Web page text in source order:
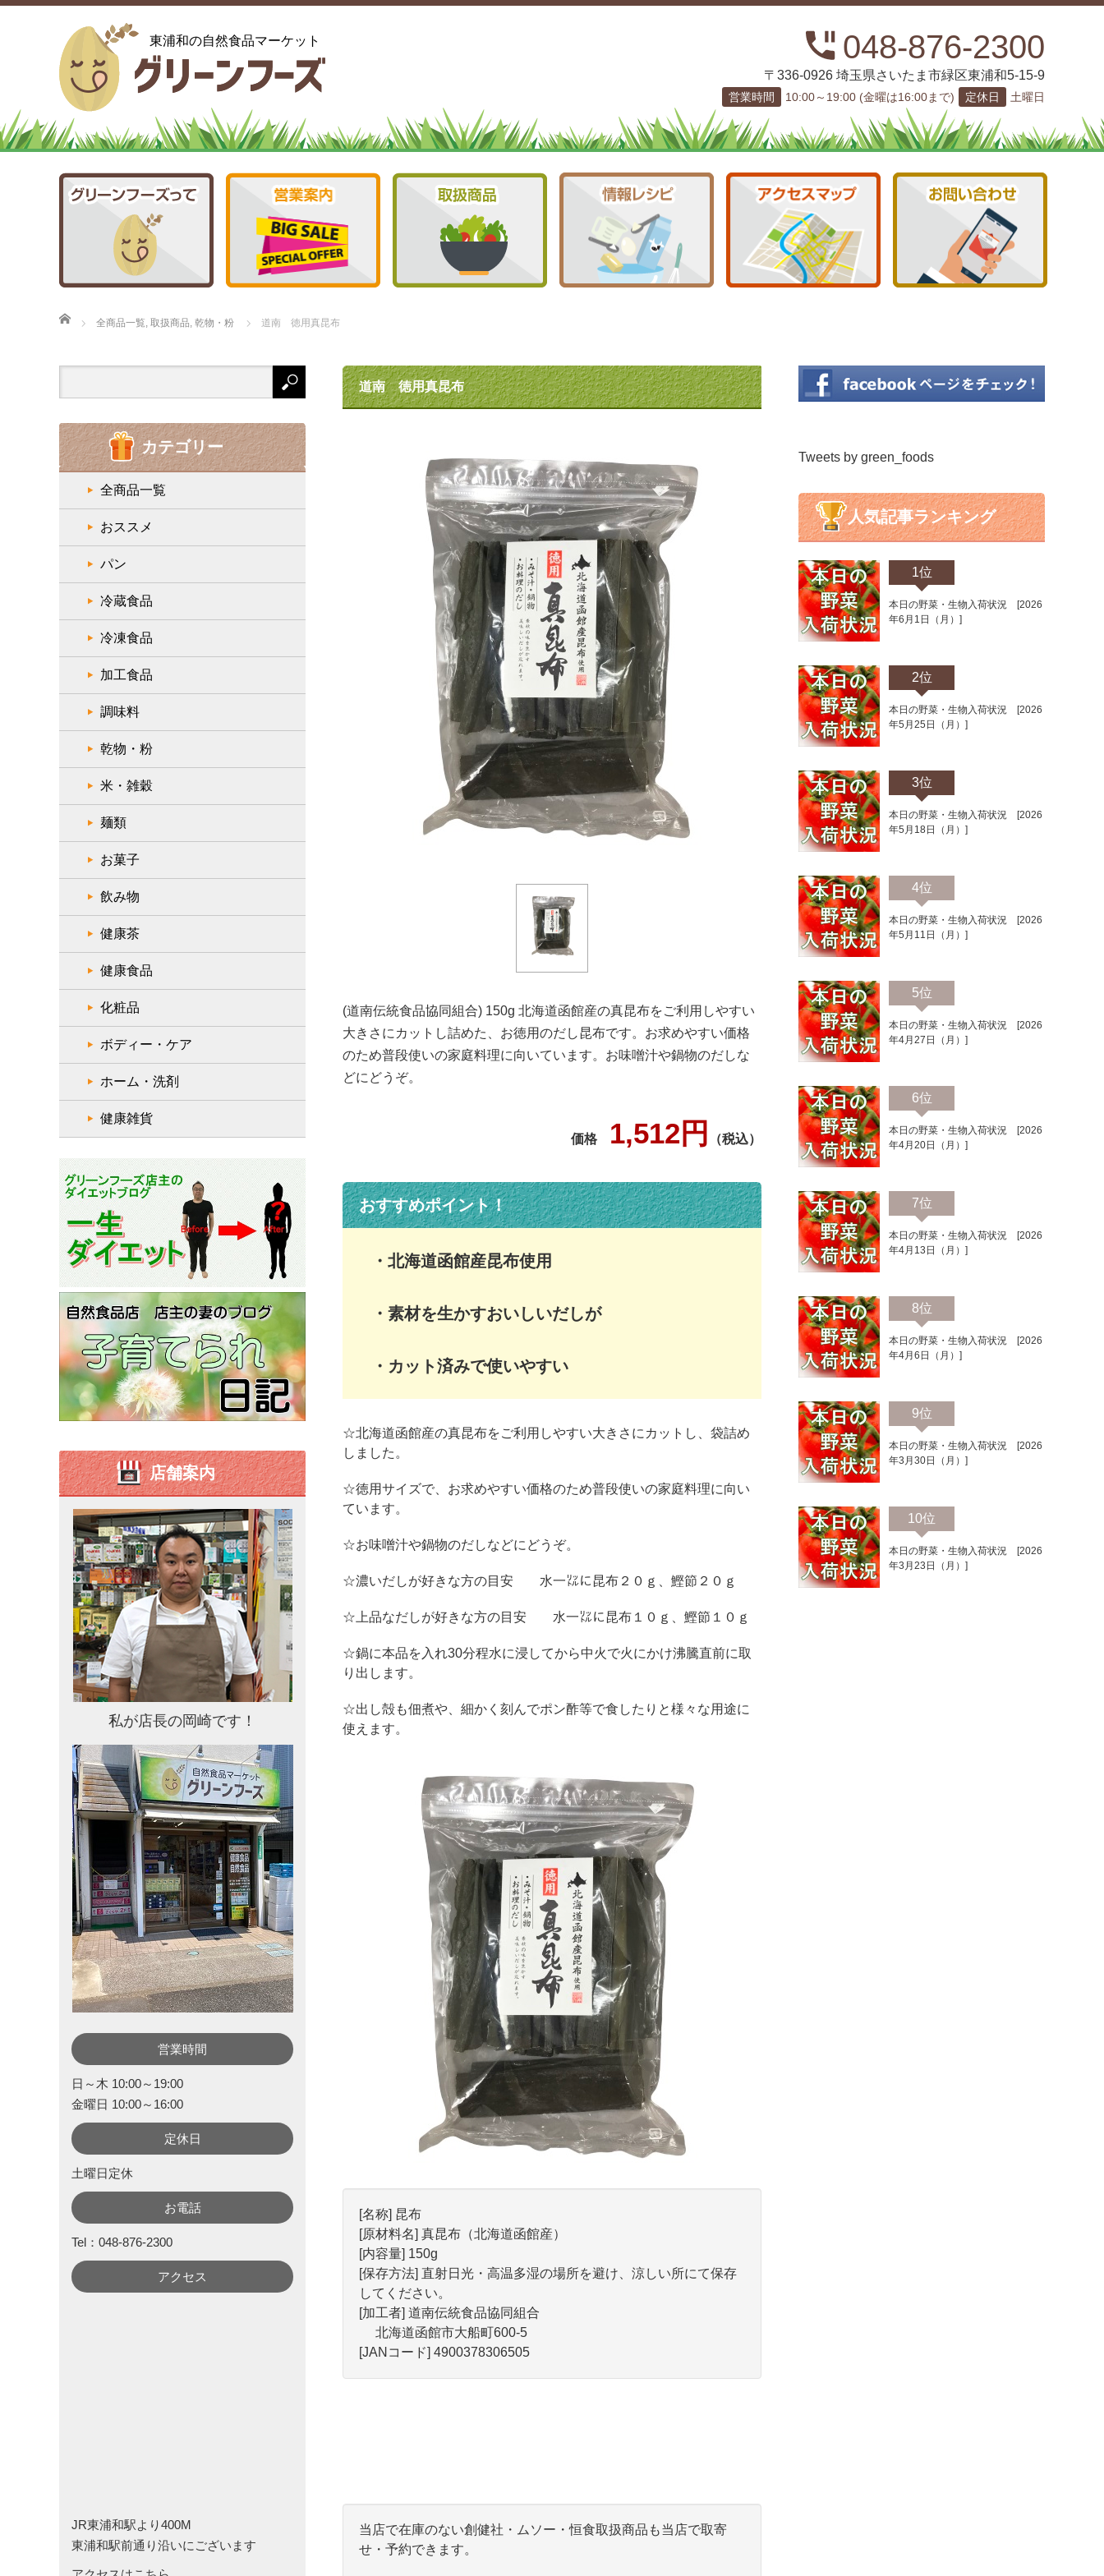
東浦和の自然食品マーケット 048-876-2300
〒336-0926 埼玉県さいたま市緑区東浦和5-15-9
営業時間 10:00～19:00 (金曜は16:00まで) 定休日 土曜日
ホーム
全商品一覧, 取扱商品, 乾物・粉 道南 徳用真昆布
道南 徳用真昆布
(道南伝統食品協同組合) 150g 北海道函館産の真昆布をご利用しやすい
大きさにカットし詰めた、お徳用のだし昆布です。お求めやすい価格
のため普段使いの家庭料理に向いています。お味噌汁や鍋物のだしな
どにどうぞ。
価格 1,512円 （税込）
おすすめポイント！
・北海道函館産昆布使用
・素材を生かすおいしいだしが
・カット済みで使いやすい
☆北海道函館産の真昆布をご利用しやすい大きさにカットし、袋詰め
しました。
☆徳用サイズで、お求めやすい価格のため普段使いの家庭料理に向い
ています。
☆お味噌汁や鍋物のだしなどにどうぞ。
☆濃いだしが好きな方の目安 水一㍑に昆布２０ｇ、鰹節２０ｇ
☆上品なだしが好きな方の目安 水一㍑に昆布１０ｇ、鰹節１０ｇ
☆鍋に本品を入れ30分程水に浸してから中火で火にかけ沸騰直前に取
り出します。
☆出し殻も佃煮や、細かく刻んでポン酢等で食したりと様々な用途に
使えます。
[名称] 昆布
[原材料名] 真昆布（北海道函館産）
[内容量] 150g
[保存方法] 直射日光・高温多湿の場所を避け、涼しい所にて保存
してください。
[加工者] 道南伝統食品協同組合
北海道函館市大船町600-5
[JANコード] 4900378306505
当店で在庫のない創健社・ムソー・恒食取扱商品も当店で取寄
せ・予約できます。
カテゴリー
全商品一覧
おススメ
パン
冷蔵食品
冷凍食品
加工食品
調味料
乾物・粉
米・雑穀
麺類
お菓子
飲み物
健康茶
健康食品
化粧品
ボディー・ケア
ホーム・洗剤
健康雑貨
店舗案内
私が店長の岡崎です！
営業時間
日～木 10:00～19:00
金曜日 10:00～16:00
定休日
土曜日定休
お電話
Tel：048-876-2300
アクセス
JR東浦和駅より400M
東浦和駅前通り沿いにございます
Tweets by green_foods
人気記事ランキング
1位
本日の野菜・生物入荷状況 [2026
年6月1日（月）]
2位
本日の野菜・生物入荷状況 [2026
年5月25日（月）]
3位
本日の野菜・生物入荷状況 [2026
年5月18日（月）]
4位
本日の野菜・生物入荷状況 [2026
年5月11日（月）]
5位
本日の野菜・生物入荷状況 [2026
年4月27日（月）]
6位
本日の野菜・生物入荷状況 [2026
年4月20日（月）]
7位
本日の野菜・生物入荷状況 [2026
年4月13日（月）]
8位
本日の野菜・生物入荷状況 [2026
年4月6日（月）]
9位
本日の野菜・生物入荷状況 [2026
年3月30日（月）]
10位
本日の野菜・生物入荷状況 [2026
年3月23日（月）]